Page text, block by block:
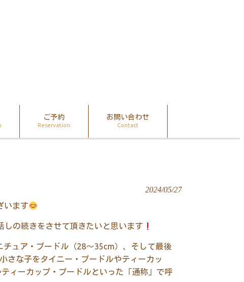
ご予約
Reservation
お問い合わせ
Contact
2024/05/27
います
しの続きをさせて頂きたいと思います
ュア・プードル（28～35cm）、そして最後
さな子をタイニー・プードルやティーカッ
ィーカップ・プードルといった「通称」で呼